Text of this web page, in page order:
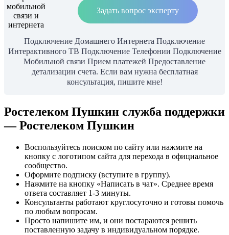
Задать вопрос эксперту
Подключение Домашнего Интернета Подключение
Интерактивного ТВ Подключение Телефонии Подключение
Мобильной связи Прием платежей Предоставление
детализации счета. Если вам нужна бесплатная
консультация, пишите мне!
Ростелеком Пушкин служба поддержки
— Ростелеком Пушкин
Воспользуйтесь поиском по сайту или нажмите на
кнопку с логотипом сайта для перехода в официальное
сообщество.
Оформите подписку (вступите в группу).
Нажмите на кнопку «Написать в чат». Среднее время
ответа составляет 1-3 минуты.
Консультанты работают круглосуточно и готовы помочь
по любым вопросам.
Просто напишите им, и они постараются решить
поставленную задачу в индивидуальном порядке.